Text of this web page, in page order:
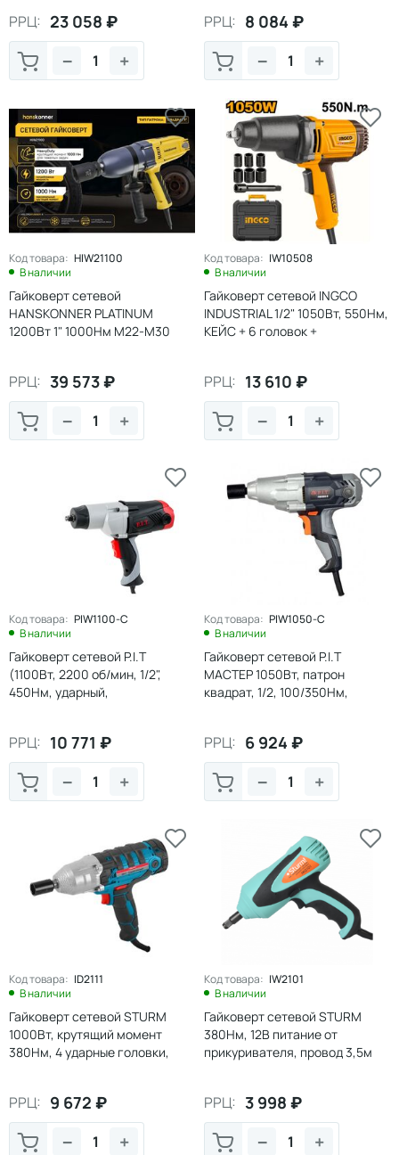
РРЦ: 23 058 ₽
+
−
РРЦ: 8 084 ₽
+
−
Код товара: HIW21100
В наличии
Гайковерт сетевой
HANSKONNER PLATINUM
1200Вт 1" 1000Нм М22-М30
РРЦ: 39 573₽
+
−
Код товара: IW10508
В наличии
Гайковерт сетевой INGCO
INDUSTRIAL 1/2" 1050Вт, 550Нм,
КЕЙС + 6 головок +
РРЦ: 13 610 ₽
+
−
Код товара: PIW1100-C
В наличии
Гайковерт сетевой P.I.T
(1100Вт, 2200 об/мин, 1/2",
450Нм, ударный,
РРЦ: 10 771 ₽
+
−
Код товара: PIW1050-C
В наличии
Гайковерт сетевой P.I.T
МАСТЕР 1050Вт, патрон
квадрат, 1/2, 100/350Нм,
РРЦ: 6 924 ₽
+
−
Код товара: ID2111
В наличии
Гайковерт сетевой STURM
1000Вт, крутящий момент
380Нм, 4 ударные головки,
РРЦ: 9 672 ₽
+
−
Код товара: IW2101
В наличии
Гайковерт сетевой STURM
380Нм, 12В питание от
прикуривателя, провод 3,5м
РРЦ: 3 998 ₽
+
−